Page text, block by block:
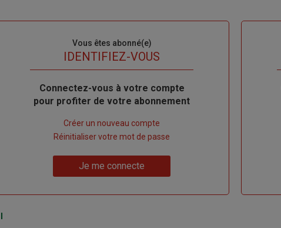
Vous êtes abonné(e)
IDENTIFIEZ-VOUS
Body
Connectez-vous à votre compte
pour profiter de votre abonnement
compte"
Créer un nouveau compte
Réinitialiser votre mot de passe
Je me connecte